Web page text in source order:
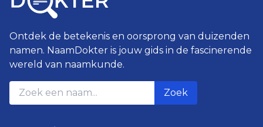
Ontdek de betekenis en oorsprong van duizenden
namen. NaamDokter is jouw gids in de fascinerende
wereld van naamkunde.
Zoek